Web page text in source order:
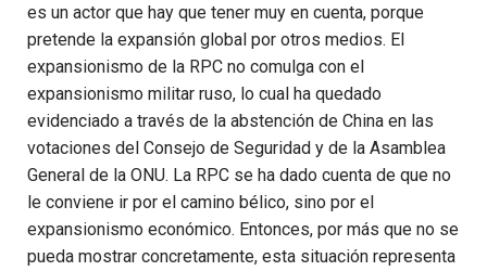
es un actor que hay que tener muy en cuenta, porque
pretende la expansión global por otros medios. El
expansionismo de la RPC no comulga con el
expansionismo militar ruso, lo cual ha quedado
evidenciado a través de la abstención de China en las
votaciones del Consejo de Seguridad y de la Asamblea
General de la ONU. La RPC se ha dado cuenta de que no
le conviene ir por el camino bélico, sino por el
expansionismo económico. Entonces, por más que no se
pueda mostrar concretamente, esta situación representa